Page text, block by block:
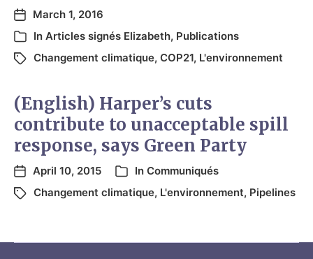
March 1, 2016
In Articles signés Elizabeth, Publications
Changement climatique, COP21, L'environnement
(English) Harper’s cuts
contribute to unacceptable spill
response, says Green Party
April 10, 2015 In Communiqués
Changement climatique, L'environnement, Pipelines